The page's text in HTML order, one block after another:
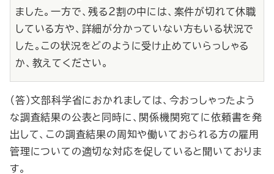
ました。一方で、残る２割の中には、案件が切れて休職
している方や、詳細が分かっていない方もいる状況で
した。この状況をどのように受け止めていらっしゃる
か、教えてください。
（答）文部科学省におかれましては、今おっしゃったよう
な調査結果の公表と同時に、関係機関宛てに依頼書を発
出して、この調査結果の周知や働いておられる方の雇用
管理についての適切な対応を促していると聞いておりま
す。